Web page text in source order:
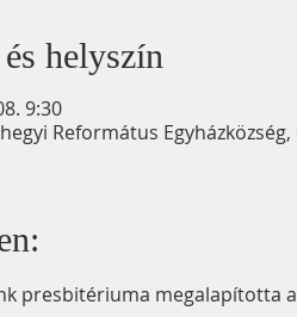
helyszín
9:30
Református
presbitériuma megalapította